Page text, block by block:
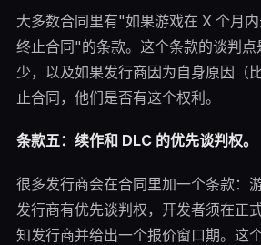
大多数合同里有"如果游戏在 X 个月
终止合同"的条款。这个条款的谈判点
少，以及如果发行商因为自身原因（
止合同，他们是否有这个权利。
条款五：续作和 DLC 的优先谈判权。
很多发行商会在合同里加一个条款：
发行商有优先谈判权，开发者须在正
知发行商并给出一个报价窗口期。这